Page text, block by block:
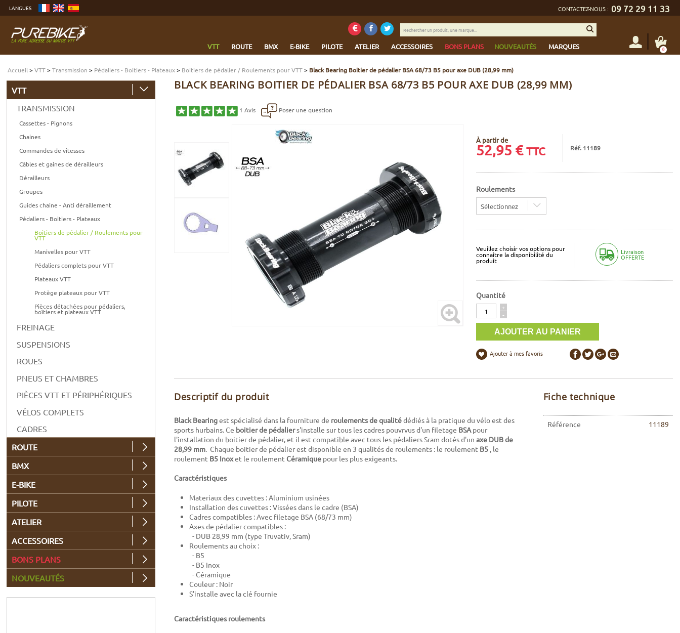
contenu
menu
Aller
CONTACTEZ-NOUS : 09 72 29 11 33
LANGUES
VTT ROUTE BMX E-BIKE PILOTE ATELIER ACCESSOIRES BONS PLANS NOUVEAUTÉS MARQUES
Rechercher
un
une
marque...
0
Accueil >VTT>Transmission > Pédaliers - Boitiers - Plateaux> Boitiers de pédalier / Roulements pour VTT> Black Bearing Boitier de pédalier BSA 68/73 B5 pour axe DUB (28,99 mm)
BLACK BEARING BOITIER DE PÉDALIER BSA 68/73 B5 POUR AXE DUB (28,99 MM)
1 Avis Poser une question
À partir de
52,95 € TTC Réf. 11189
Roulements
Sélectionnez
Veuillez choisir vos options pour
connaitre la disponibilité du
produit
Livraison
OFFERTE
Quantité
Quantité
+
-
Ajouter à mes favoris
Descriptif du produit
Black Bearingest spécialisé dans la fourniture de roulements de qualitédédiés à la pratique du vélo est des
sports hurbains. Ce boitier de pédaliers'installe sur tous les cadres pouvrvus d'un filetage BSApour
l'installation du boitier de pédalier, et il est compatible avec tous les pédaliers Sram dotés d'un axe DUB de
28,99 mm. Chaque boitier de pédalier est disponible en 3 qualités de roulements : le roulement B5 , le
roulement B5 Inoxet le roulement Céramique pour les plus exigeants.
Caractéristiques
Materiaux des cuvettes : Aluminium usinées
Installation des cuvettes : Vissées dans le cadre (BSA)
Cadres compatibles : Avec filetage BSA (68/73 mm)
Axes de pédalier compatibles :
- DUB 28,99 mm (type Truvativ, Sram)
Roulements au choix :
- B5
- B5 Inox
- Céramique
Couleur : Noir
S'installe avec la clé fournie
Caractéristiques roulements
Fiche technique
Référence 11189
VTT
TRANSMISSION
Cassettes - Pignons
Chaines
Commandes de vitesses
Câbles et gaines de dérailleurs
Dérailleurs
Groupes
Guides chaine - Anti déraillement
Pédaliers - Boitiers - Plateaux
Boitiers de pédalier / Roulements pour
VTT
Manivelles pour VTT
Pédaliers complets pour VTT
Plateaux VTT
Protège plateaux pour VTT
Pièces détachées pour pédaliers,
boîtiers et plateaux VTT
FREINAGE
SUSPENSIONS
ROUES
PNEUS ET CHAMBRES
PIÈCES VTT ET PÉRIPHÉRIQUES
VÉLOS COMPLETS
CADRES
ROUTE
BMX
E-BIKE
PILOTE
ATELIER
ACCESSOIRES
BONS PLANS
NOUVEAUTÉS